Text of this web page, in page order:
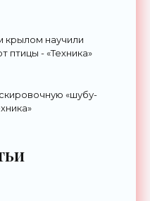
крылом научили
птицы - «Техника»
«шубу-